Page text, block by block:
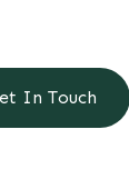
In Touch